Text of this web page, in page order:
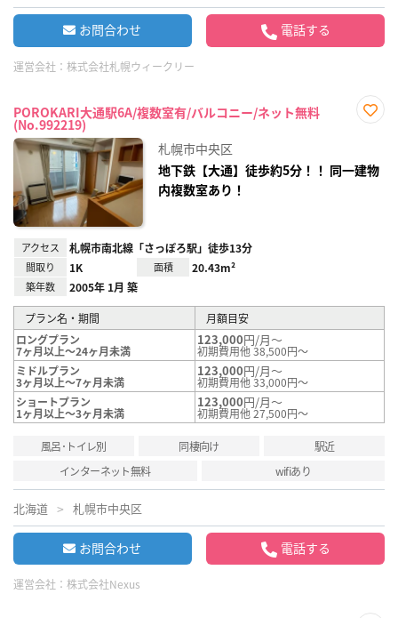
お問合わせ 電話する
運営会社： 株式会社札幌ウィークリー
POROKARI大通駅6A/複数室有/バルコニー/ネット無料
(No.992219)
録
札幌市中央区
地下鉄【大通】徒歩約5分！！ 同一建物
内複数室あり！
アクセス 札幌市南北線「さっぽろ駅」徒歩13分
間取り 1K 面積 20.43m²
築年数 2005年 1月 築
プラン名・期間
月額目安
ロングプラン
7ヶ月以上～24ヶ月未満
123,000円/月～
初期費用他 38,500円～
ミドルプラン
3ヶ月以上～7ヶ月未満
123,000円/月～
初期費用他 33,000円～
ショートプラン
1ヶ月以上～3ヶ月未満
123,000円/月～
初期費用他 27,500円～
風呂･トイレ別 同棲向け
駅近
インターネット無料
wifiあり
北海道 札幌市中央区
お問合わせ 電話する
運営会社： 株式会社Nexus